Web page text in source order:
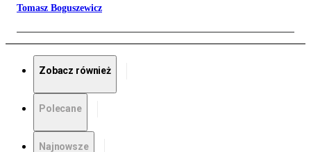
Tomasz Boguszewicz
Zobacz również
Polecane
Najnowsze